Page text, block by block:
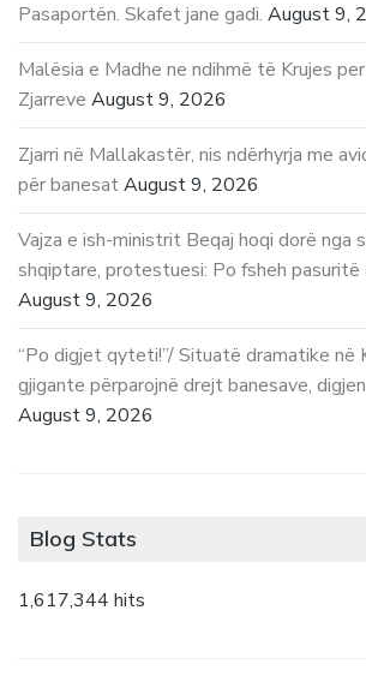
Pasaportën. Skafet jane gadi. August 9,
Malësia e Madhe ne ndihmë të Krujes
Zjarreve August 9, 2026
Zjarri në Mallakastër, nis ndërhyrja me
për banesatAugust 9, 2026
Vajza e ish-ministrit Beqaj hoqi dorë nga
shqiptare, protestuesi: Po fsheh pasuritë
August 9, 2026
“Po digjet qyteti!”/ Situatë dramatike në
gjigante përparojnë drejt banesave,
August 9, 2026
Blog Stats
1,617,344 hits